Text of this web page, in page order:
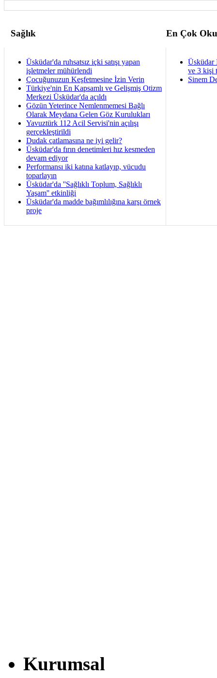
Sağlık En Çok
Üsküdar'da ruhsatsız içki satışı yapan
işletmeler mühürlendi
Çocuğunuzun Keşfetmesine İzin Verin
Türkiye'nin En Kapsamlı ve Gelişmiş Otizm
Merkezi Üsküdar'da açıldı
Gözün Yeterince Nemlenmemesi Bağlı
Olarak Meydana Gelen Göz Kurulukları
Yavuztürk 112 Acil Servisi'nin açılışı
gerçekleştirildi
Dudak çatlamasına ne iyi gelir?
Üsküdar'da fırın denetimleri hız kesmeden
devam ediyor
Performansı iki katına katlayıp, vücudu
toparlayın
Üsküdar'da ''Sağlıklı Toplum, Sağlıklı
Yaşam'' etkinliği
Üsküdar'da madde bağımlılığına karşı örnek
proje
Üsküdar
ve 3 kişi
Sinem
Kurumsal